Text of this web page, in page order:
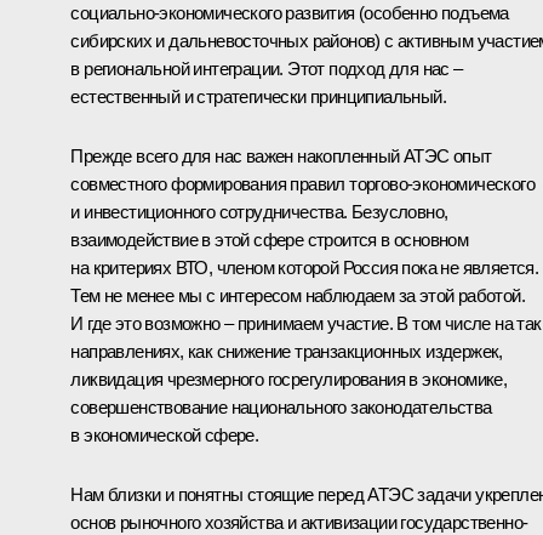
социально-экономического развития (особенно подъема
сибирских и дальневосточных районов) с активным
в региональной интеграции. Этот подход для нас –
естественный и стратегически принципиальный.
Прежде всего для нас важен накопленный АТЭС опыт
совместного формирования правил торгово-экономического
и инвестиционного сотрудничества. Безусловно,
взаимодействие в этой сфере строится в основном
на критериях ВТО, членом которой Россия пока не является.
Тем не менее мы с интересом наблюдаем за этой работой.
И где это возможно – принимаем участие. В том числе на
направлениях, как снижение транзакционных издержек,
ликвидация чрезмерного госрегулирования в экономике,
совершенствование национального законодательства
в экономической сфере.
Нам близки и понятны стоящие перед АТЭС задачи
основ рыночного хозяйства и активизации государственно-